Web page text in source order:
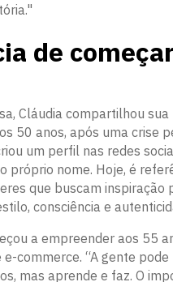
de
Cláudia compartilhou
50 anos, após uma crise
um perfil nas redes
próprio nome. Hoje, é
que buscam inspiração
consciência e
a empreender aos 55
commerce. “A gente pode
mas aprende e faz. O